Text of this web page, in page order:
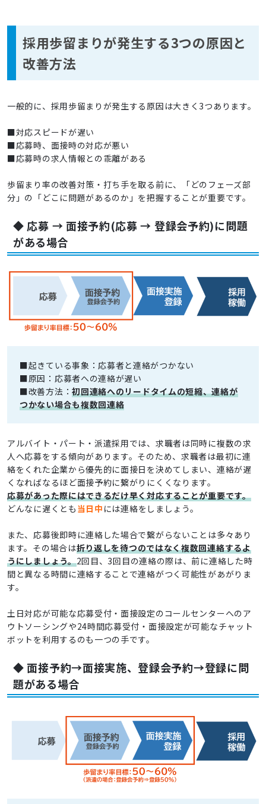
採用歩留まりが発生する3つの原因と
改善方法
一般的に、採用歩留まりが発生する原因は大きく3つあります。
■対応スピードが遅い
■応募時、面接時の対応が悪い
■応募時の求人情報との乖離がある
歩留まり率の改善対策・打ち手を取る前に、「どのフェーズ部
分」の「どこに問題があるのか」を把握することが重要です。
◆ 応募 → 面接予約(応募 → 登録会予約)に問題
がある場合
■起きている事象：応募者と連絡がつかない
■原因：応募者への連絡が遅い
■改善方法：初回連絡へのリードタイムの短縮、連絡が
つかない場合も複数回連絡
アルバイト・パート・派遣採用では、求職者は同時に複数の求
人へ応募をする傾向があります。そのため、求職者は最初に連
絡をくれた企業から優先的に面接日を決めてしまい、連絡が遅
くなればなるほど面接予約に繋がりにくくなります。
応募があった際にはできるだけ早く対応することが重要です。
どんなに遅くとも 当日中 には連絡をしましょう。
また、応募後即時に連絡した場合で繋がらないことは多々あり
ます。その場合は折り返しを待つのではなく複数回連絡するよ
うにしましょう。2回目、3回目の連絡の際は、前に連絡した時
間と異なる時間に連絡することで連絡がつく可能性があがりま
す。
土日対応が可能な応募受付・面接設定のコールセンターへのア
ウトソーシングや24時間応募受付・面接設定が可能なチャット
ボットを利用するのも一つの手です。
◆ 面接予約→面接実施、登録会予約→登録に問
題がある場合